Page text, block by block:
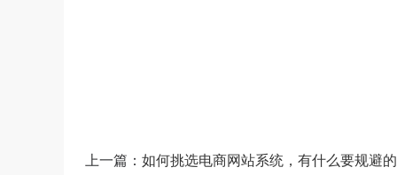
上一篇： 如何挑选电商网站系统，有什么要规避的